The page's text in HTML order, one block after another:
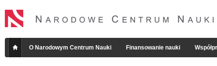
O Narodowym Centrum Nauki Finansowanie nauki